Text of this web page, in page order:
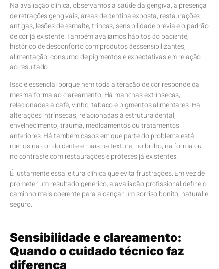
Na avaliação clínica, observamos a saúde da gengiva, a presença
de retrações gengivais, áreas de dentina exposta, restaurações
antigas, lesões de esmalte, trincas, sensibilidade prévia e o padrão
de cor já existente. Também avaliamos hábitos do paciente,
histórico de desconforto com produtos dessensibilizantes,
alimentação, consumo de pigmentos e expectativas em relação
ao resultado.
Isso é essencial porque nem toda alteração de cor responde da
mesma forma ao clareamento. Há manchas extrínsecas,
relacionadas a café, vinho, tabaco e pigmentos alimentares. Há
alterações intrínsecas, relacionadas à estrutura dental,
envelhecimento, trauma, medicamentos ou tratamentos
anteriores. Há também casos em que parte do problema está
menos na cor do dente e mais na textura, no brilho, na forma ou
no contraste com restaurações e próteses já existentes.
É justamente essa leitura clínica que evita frustrações. Em vez de
prometer um resultado genérico, a avaliação profissional define o
caminho mais coerente para alcançar um sorriso bonito, natural e
seguro.
Sensibilidade e clareamento:
Quando o cuidado técnico faz
diferença